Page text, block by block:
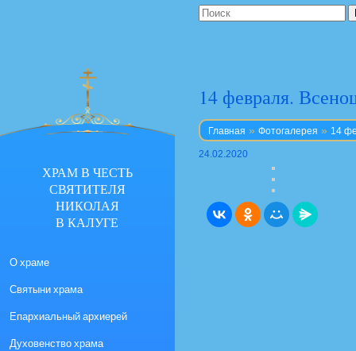
14 февраля.
Главная » Фотогалерея » 14
24.02.2020
ХРАМ В ЧЕСТЬ
СВЯТИТЕЛЯ
НИКОЛАЯ
В КАЛУГЕ
О храме
Святыни храма
Епархиальный архиерей
Духовенство храма